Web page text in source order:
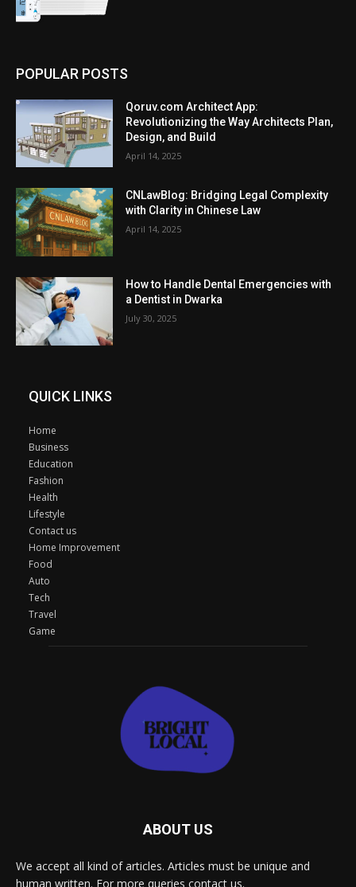
POPULAR POSTS
Qoruv.com Architect App:
Revolutionizing the Way Architects Plan,
Design, and Build
April 14, 2025
CNLawBlog: Bridging Legal Complexity
with Clarity in Chinese Law
April 14, 2025
How to Handle Dental Emergencies with
a Dentist in Dwarka
July 30, 2025
QUICK LINKS
Home
Business
Education
Fashion
Health
Lifestyle
Contact us
Home Improvement
Food
Auto
Tech
Travel
Game
ABOUT US
We accept all kind of articles. Articles must be unique and
human written. For more queries contact us.